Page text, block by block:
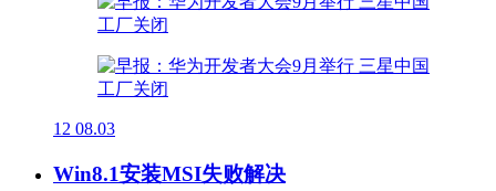
12 08.03
Win8.1安装MSI失败解决